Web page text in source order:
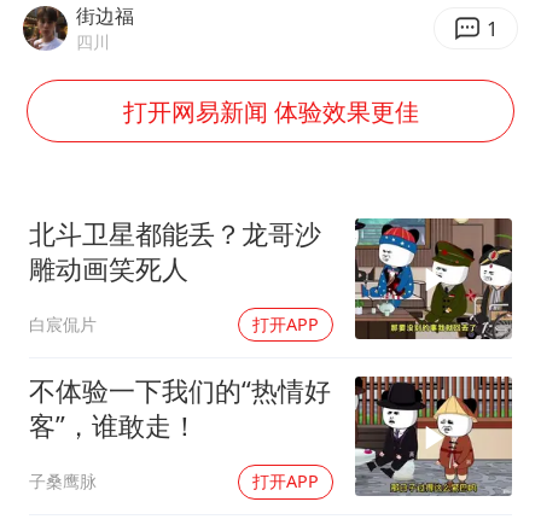
南昌一规划馆现“阴间座椅”字样
41岁女子为鼓励女儿考上985研究生
上海一酒店房间爬满床虱 住客反被怼
曝侯明昊违反交规被约谈
“事业单位招聘不是人情买卖”
李亚鹏向地铁吐血女孩捐99999元
街边福
四川 1
打开网易新闻 体验效果更佳
北斗卫星都能丢？龙哥沙
雕动画笑死人
白宸侃片 打开APP
不体验一下我们的“热情好
客”，谁敢走！
子桑鹰脉 打开APP